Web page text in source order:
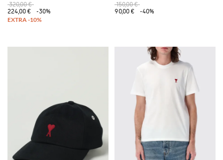
320,00 €
224,00 €
-30%
150,00 €
90,00 €
-40%